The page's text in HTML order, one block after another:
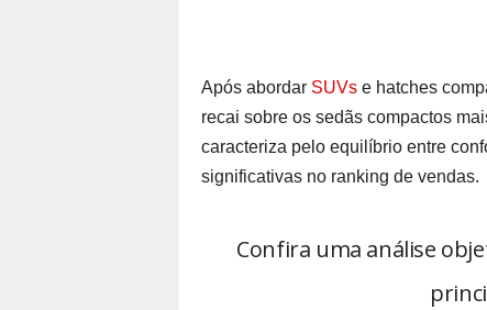
Após abordar SUVse hatches
recai sobre os sedãs compactos
caracteriza pelo equilíbrio entre
significativas no ranking de vendas.
Confira uma análise